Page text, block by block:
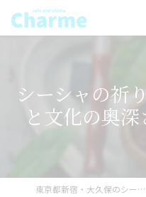
シーシャの祈
と文化の奥
東京都新宿・大久保のシーシャならSHISHAcafe CHARME(シャルム) シーシャ